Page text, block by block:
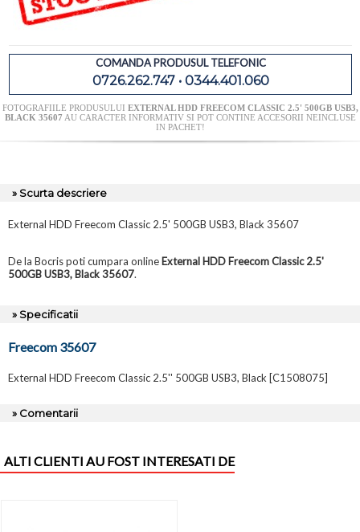
COMANDA PRODUSUL TELEFONIC
0726.262.747 • 0344.401.060
FOTOGRAFIILE PRODUSULUI EXTERNAL HDD FREECOM CLASSIC 2.5' 500GB USB3,
BLACK 35607 AU CARACTER INFORMATIV SI POT CONTINE ACCESORII NEINCLUSE
IN PACHET!
» Scurta descriere
External HDD Freecom Classic 2.5' 500GB USB3, Black 35607
De la Bocris poti cumpara online External HDD Freecom Classic 2.5'
500GB USB3, Black 35607.
» Specificatii
Freecom 35607
External HDD Freecom Classic 2.5'' 500GB USB3, Black [C1508075]
» Comentarii
ALTI CLIENTI AU FOST INTERESATI DE